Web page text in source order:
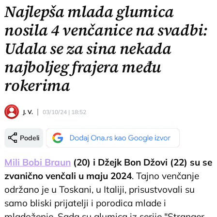
Najlepša mlada glumica
nosila 4 venčanice na svadbi:
Udala se za sina nekada
najboljeg frajera među
rokerima
J. V. 03/10/24 | 18:52
Podeli
Mili Bobi Braun (20) i Džejk Bon Džovi (22) su se
zvanično venčali u maju 2024. Tajno venčanje
održano je u Toskani, u Italiji, prisustvovali su
samo bliski prijatelji i porodica mlade i